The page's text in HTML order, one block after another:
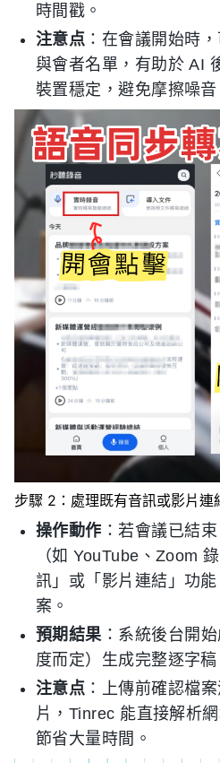
時間戳。
注意点 ：在會議開始時
與會者名單，有助於 AI
裝置穩定，避免摩擦噪音
步驟 2：處理既有音訊或影片連
操作動作 ：若會議已結
（如 YouTube、Zoom
訊」或「影片連結」功
案。
預期結果 ：系統後台開
度而定）生成完整逐字稿
注意点 ：上傳前確認檔
片，Tinrec 能直接解析
節省大量時間。